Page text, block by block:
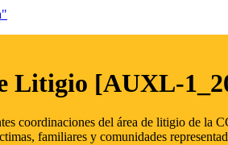
Litigio [AUXL-
coordinaciones del área de litigio de la
familiares y comunidades